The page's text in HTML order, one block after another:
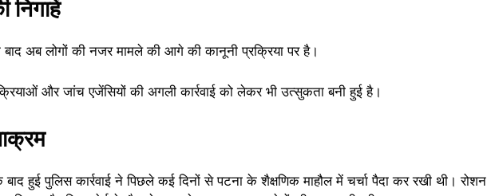
निगाहें
अब लोगों की नजर मामले की आगे की कानूनी प्रक्रिया पर है।
और जांच एजेंसियों की अगली कार्रवाई को लेकर भी उत्सुकता बनी हुई है।
हुई पुलिस कार्रवाई ने पिछले कई दिनों से पटना के शैक्षणिक माहौल में चर्चा पैदा कर रखी थी। रोशन